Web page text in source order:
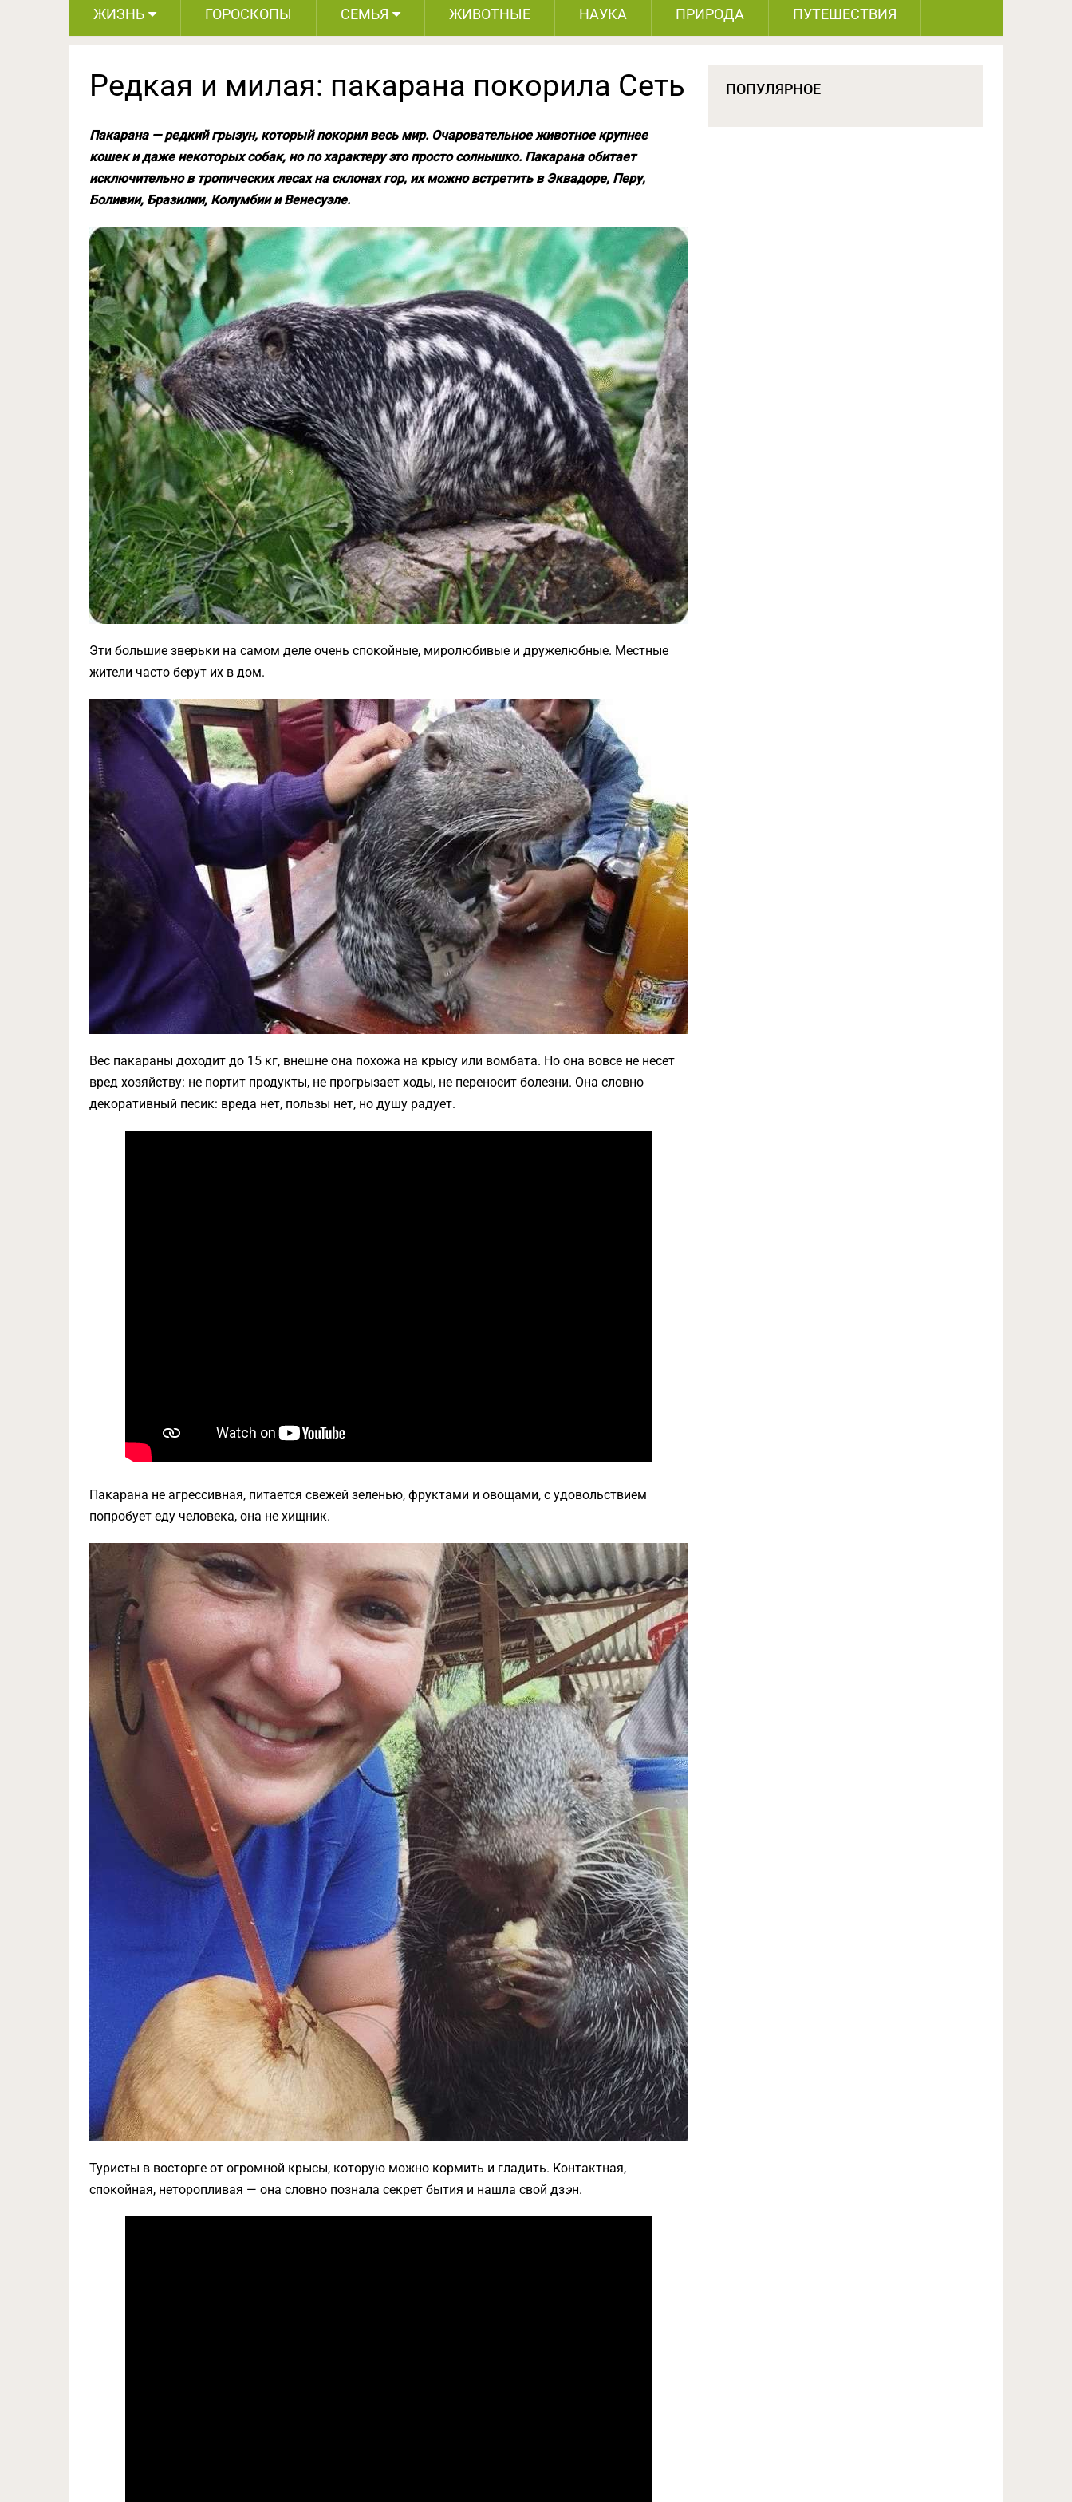
ЖИЗНЬ ГОРОСКОПЫ СЕМЬЯ ЖИВОТНЫЕ НАУКА ПРИРОДА ПУТЕШЕСТВИЯ
Редкая и милая: пакарана покорила Сеть
Пакарана — редкий грызун, который покорил весь мир. Очаровательное животное крупнее
кошек и даже некоторых собак, но по характеру это просто солнышко. Пакарана обитает
исключительно в тропических лесах на склонах гор, их можно встретить в Эквадоре, Перу,
Боливии, Бразилии, Колумбии и Венесуэле.
Эти большие зверьки на самом деле очень спокойные, миролюбивые и дружелюбные. Местные
жители часто берут их в дом.
Вес пакараны доходит до 15 кг, внешне она похожа на крысу или вомбата. Но она вовсе не несет
вред хозяйству: не портит продукты, не прогрызает ходы, не переносит болезни. Она словно
декоративный песик: вреда нет, пользы нет, но душу радует.
Пакарана не агрессивная, питается свежей зеленью, фруктами и овощами, с удовольствием
попробует еду человека, она не хищник.
Туристы в восторге от огромной крысы, которую можно кормить и гладить. Контактная,
спокойная, неторопливая — она словно познала секрет бытия и нашла свой дзэн.
ПОПУЛЯРНОЕ